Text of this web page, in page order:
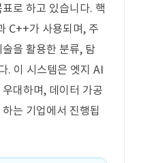
로 하고 있습니다. 핵
C++가 사용되며, 주
을 활용한 분류, 탐
. 이 시스템은 엣지 AI
대하며, 데이터 가공
는 기업에서 진행됩